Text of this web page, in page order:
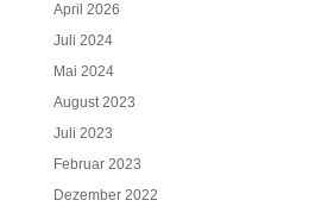
April 2026
Juli 2024
Mai 2024
August 2023
Juli 2023
Februar 2023
Dezember 2022